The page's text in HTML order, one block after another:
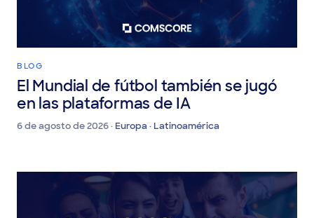
BLOG
El Mundial de fútbol también se jugó
en las plataformas de IA